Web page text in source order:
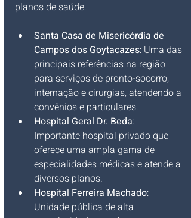
planos de saúde.
Santa Casa de Misericórdia de
Campos dos Goytacazes: Uma das
principais referências na região
para serviços de pronto-socorro,
internação e cirurgias, atendendo a
convênios e particulares.
Hospital Geral Dr. Beda:
Importante hospital privado que
oferece uma ampla gama de
especialidades médicas e atende a
diversos planos.
Hospital Ferreira Machado:
Unidade pública de alta